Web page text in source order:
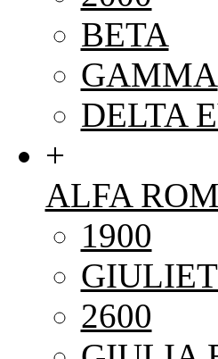
BETA
GAMMA
DELTA
+
ALFA
1900
2600